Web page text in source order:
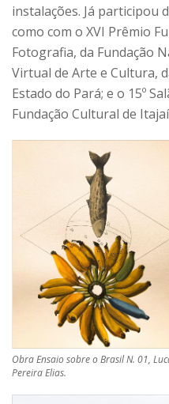
instalações. Já participou
como com o XVI Prêmio
Fotografia, da Fundação
Virtual de Arte e Cultura,
Estado do Pará; e o 15º
Fundação Cultural de
Obra Ensaio sobre o Brasil N. 01,
Pereira Elias.